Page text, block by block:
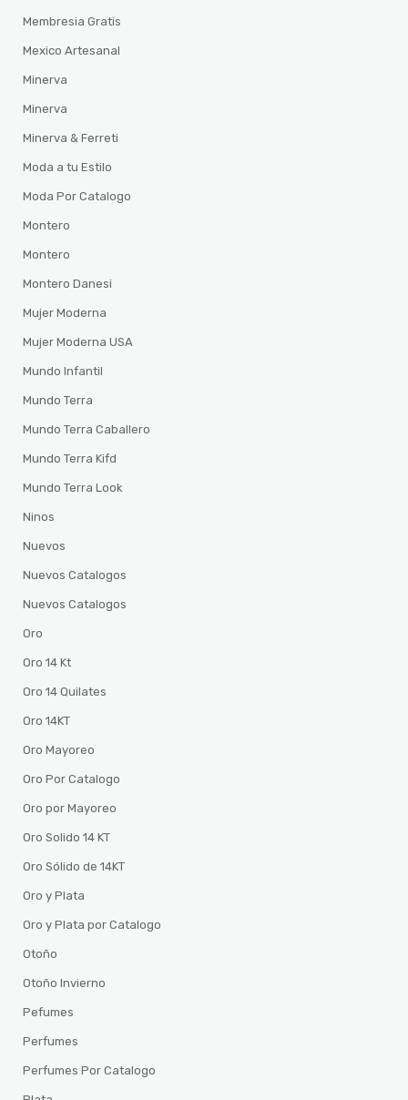
Membresia Gratis
Mexico Artesanal
Minerva
Minerva
Minerva & Ferreti
Moda a tu Estilo
Moda Por Catalogo
Montero
Montero
Montero Danesi
Mujer Moderna
Mujer Moderna USA
Mundo Infantil
Mundo Terra
Mundo Terra Caballero
Mundo Terra Kifd
Mundo Terra Look
Ninos
Nuevos
Nuevos Catalogos
Nuevos Catalogos
Oro
Oro 14 Kt
Oro 14 Quilates
Oro 14KT
Oro Mayoreo
Oro Por Catalogo
Oro por Mayoreo
Oro Solido 14 KT
Oro Sólido de 14KT
Oro y Plata
Oro y Plata por Catalogo
Otoño
Otoño Invierno
Pefumes
Perfumes
Perfumes Por Catalogo